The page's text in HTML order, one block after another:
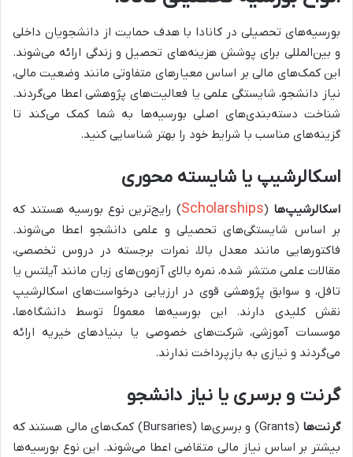
بورسیه‌های تحصیلی در کانادا با هدف حمایت از دانشجویان داخلی
و بین‌المللی برای پوشش هزینه‌های تحصیل و زندگی ارائه می‌شوند.
این کمک‌های مالی بر اساس معیارهای متفاوتی مانند وضعیت مالی،
نیاز دانشجو، شایستگی علمی یا فعالیت‌های پژوهشی اعطا می‌گردند.
شناخت دسته‌بندی‌های اصلی بورسیه‌ها به شما کمک می‌کند تا
گزینه‌های مناسب با شرایط خود را بهتر شناسایی کنید.
اسکالرشیپ یا شایسته محوری
اسکالرشیپ‌ها (
Scholarships) رایج‌ترین نوع بورسیه هستند که
بر اساس شایستگی‌های تحصیلی و علمی دانشجو اعطا می‌شوند.
فاکتورهایی مانند معدل بالا، نمرات برجسته در دروس تخصصی،
مقالات علمی منتشر شده، نمره بالای آزمون‌های زبان مانند آیلتس یا
تافل، و سوابق پژوهشی قوی در ارزیابی درخواست‌های اسکالرشیپ
نقش کلیدی دارند. این بورسیه‌ها معمولاً توسط دانشگاه‌ها،
موسسات آموزشی، شرکت‌های خصوصی یا بنیادهای خیریه ارائه
می‌گردند و نیازی به بازپرداخت ندارند.
گرنت و برسری یا نیاز دانشجو
گرنت‌ها
(Grants) و برسری‌ها (Bursaries) کمک‌های مالی هستند که
بیشتر بر اساس نیاز مالی متقاضی اعطا می‌شوند. این نوع بورسیه‌ها